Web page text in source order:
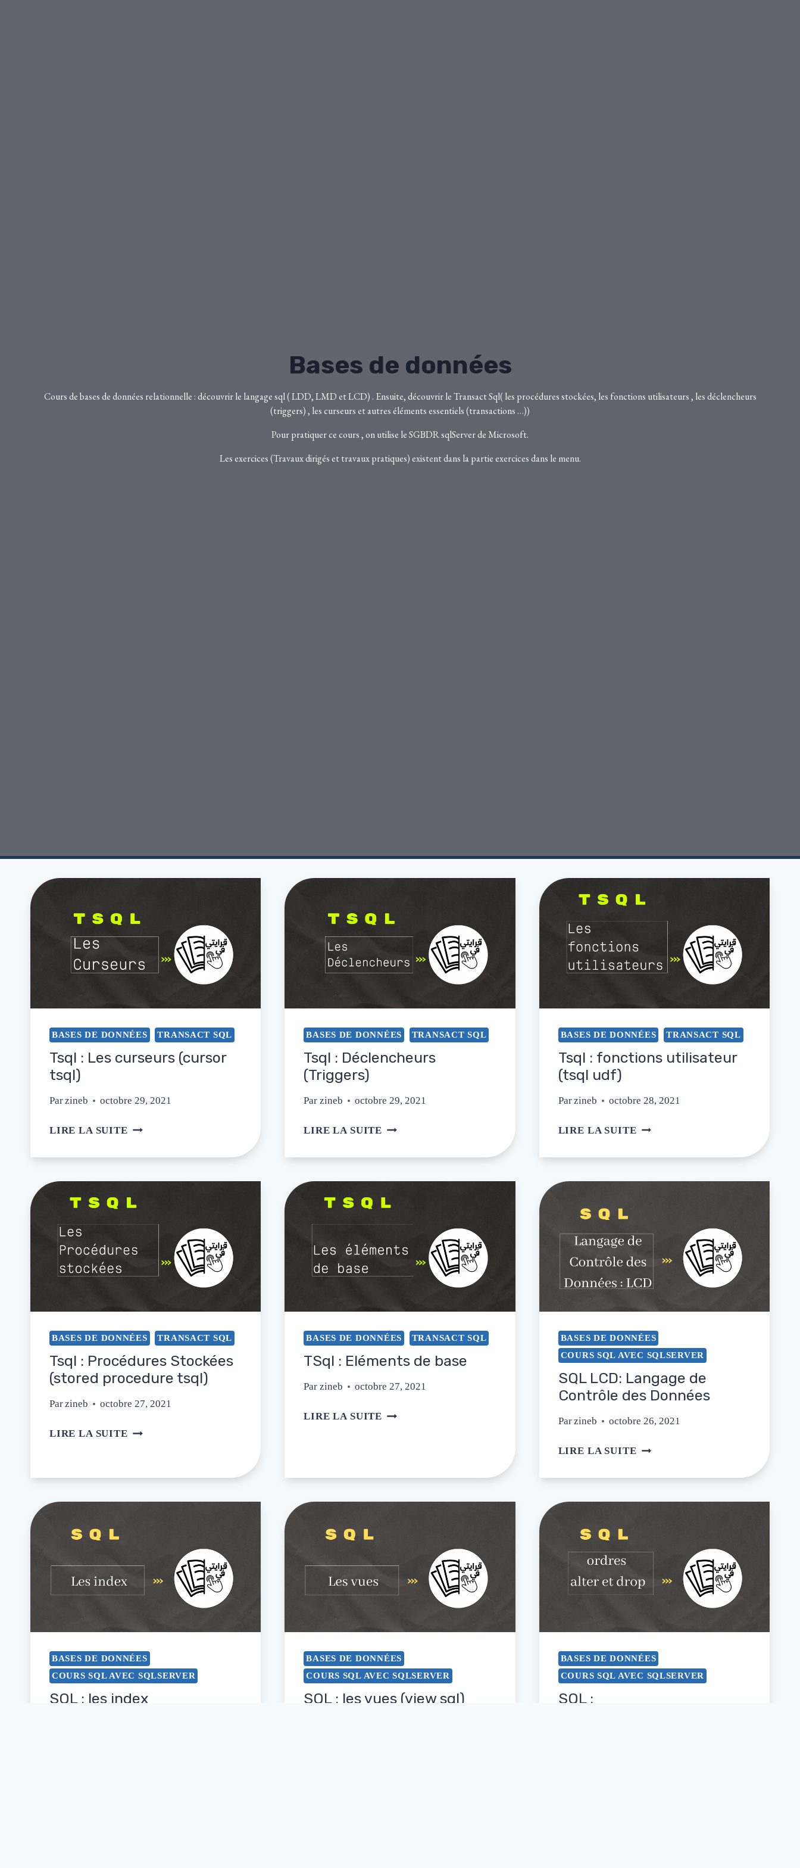
Bases de données
Cours de bases de données relationnelle : découvrir le langage sql ( LDD, LMD et LCD) . Ensuite, découvrir le Transact Sql( les procédures stockées, les fonctions utilisateurs , les déclencheurs
(triggers) , les curseurs et autres éléments essentiels (transactions …))
Pour pratiquer ce cours , on utilise le SGBDR sqlServer de Microsoft.
Les exercices (Travaux dirigés et travaux pratiques) existent dans la partie exercices dans le menu.
BASES DE DONNÉES TRANSACT SQL
Tsql : Les curseurs (cursor
tsql)
Parzineb octobre 29, 2021
LIRE LA SUITE
BASES DE DONNÉES TRANSACT SQL
Tsql : Déclencheurs
(Triggers)
Par zineb octobre 29, 2021
LIRE LA SUITE
BASES DE DONNÉES TRANSACT SQL
Tsql : fonctions utilisateur
(tsql udf)
Parzineb octobre 28, 2021
LIRE LA SUITE
BASES DE DONNÉES TRANSACT SQL
Tsql : Procédures Stockées
(stored procedure tsql)
Parzineb octobre 27, 2021
LIRE LA SUITE
BASES DE DONNÉES TRANSACT SQL
TSql : Eléments de base
Par zineb octobre 27, 2021
LIRE LA SUITE
BASES DE DONNÉES
COURS SQL AVEC SQLSERVER
SQL LCD: Langage de
Contrôle des Données
Parzineb octobre 26, 2021
LIRE LA SUITE
BASES DE DONNÉES
COURS SQL AVEC SQLSERVER
SQL : les index
BASES DE DONNÉES
COURS SQL AVEC SQLSERVER
SQL : les vues (view sql)
BASES DE DONNÉES
COURS SQL AVEC SQLSERVER
SQL :